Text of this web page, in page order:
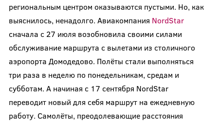
региональным центром оказываются пустыми. Но, как
выяснилось, ненадолго. Авиакомпания NordStar
сначала с 27 июля возобновила своими силами
обслуживание маршрута с вылетами из столичного
аэропорта Домодедово. Полёты стали выполняться
три раза в неделю по понедельникам, средам и
субботам. А начиная с 17 сентября NordStar
переводит новый для себя маршрут на ежедневную
работу. Самолёты, преодолевающие расстояния